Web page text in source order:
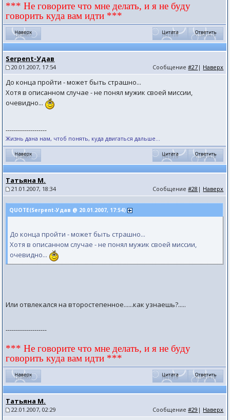
*** Не говорите что мне делать, и я не буду
говорить куда вам идти ***
Serpent-Удав
20.01.2007, 17:54 Сообщение#27 | Наверх
До конца пройти - может быть страшно...
Хотя в описанном случае - не понял мужик своей миссии,
очевидно...
--------------------
Жизнь дана нам, чтоб понять, куда двигаться дальше...
Татьяна М.
21.01.2007, 18:34 Сообщение#28 | Наверх
QUOTE(Serpent-Удав @ 20.01.2007, 17:54)
До конца пройти - может быть страшно...
Хотя в описанном случае - не понял мужик своей миссии,
очевидно...
Или отвлекался на второстепенное......как узнаешь?.....
--------------------
*** Не говорите что мне делать, и я не буду
говорить куда вам идти ***
Татьяна М.
22.01.2007, 02:29 Сообщение#29 | Наверх